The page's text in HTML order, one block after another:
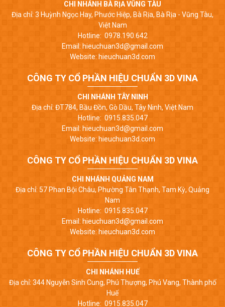
CHI NHÁNH BÀ RỊA VŨNG TÀU
Địa chỉ: 3 Huỳnh Ngọc Hay, Phước Hiệp, Bà Rịa, Bà Rịa - Vũng Tàu,
Việt Nam
Hotline: 0978.190.642
Email: hieuchuan3d@gmail.com
Website: hieuchuan3d.com
CÔNG TY CỔ PHẦN HIỆU CHUẨN 3D VINA
CHI NHÁNH TÂY NINH
Địa chỉ: ĐT784, Bầu Đồn, Gò Dầu, Tây Ninh, Việt Nam
Hotline: 0915.835.047
Email: hieuchuan3d@gmail.com
Website: hieuchuan3d.com
CÔNG TY CỔ PHẦN HIỆU CHUẨN 3D VINA
CHI NHÁNH QUẢNG NAM
Địa chỉ: 57 Phan Bội Châu, Phường Tân Thạnh, Tam Kỳ, Quảng
Nam
Hotline: 0915.835.047
Email: hieuchuan3d@gmail.com
Website: hieuchuan3d.com
CÔNG TY CỔ PHẦN HIỆU CHUẨN 3D VINA
CHI NHÁNH HUẾ
Địa chỉ: 344 Nguyễn Sinh Cung, Phú Thượng, Phú Vang, Thành phố
Huế
Hotline: 0915.835.047